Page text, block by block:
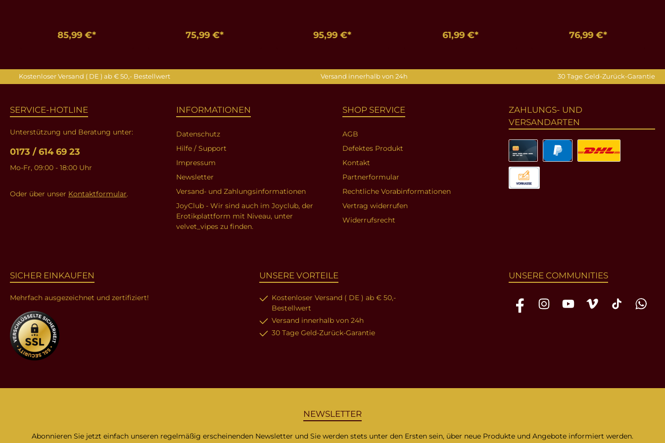
85,99 €* 75,99 €* 95,99 €* 61,99 €* 76,99 €*
Kostenloser Versand ( DE ) ab € 50,- Bestellwert Versand innerhalb von 24h 30 Tage Geld-Zurück-Garantie
SERVICE-HOTLINE
Unterstützung und Beratung unter:
0173 / 614 69 23
Mo-Fr, 09:00 - 18:00 Uhr
Oder über unser Kontaktformular.
INFORMATIONEN
Datenschutz
Hilfe / Support
Impressum
Newsletter
Versand- und Zahlungsinformationen
JoyClub - Wir sind auch im Joyclub, der
Erotikplattform mit Niveau, unter
velvet_vipes zu finden.
SHOP SERVICE
AGB
Defektes Produkt
Kontakt
Partnerformular
Rechtliche Vorabinformationen
Vertrag widerrufen
Widerrufsrecht
ZAHLUNGS- UND
VERSANDARTEN
SICHER EINKAUFEN
Mehrfach ausgezeichnet und zertifiziert!
UNSERE VORTEILE
Kostenloser Versand ( DE ) ab € 50,-
Bestellwert
Versand innerhalb von 24h
30 Tage Geld-Zurück-Garantie
UNSERE COMMUNITIES
FacebookInstagramYouTube Vimeo TikTok
NEWSLETTER
Abonnieren Sie jetzt einfach unseren regelmäßig erscheinenden Newsletter und Sie werden stets unter den Ersten sein, über neue Produkte und Angebote informiert werden.